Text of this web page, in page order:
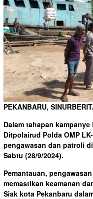
PEKANBARU,
Dalam tahapan
Ditpolairud Polda OMP
pengawasan dan patroli
Sabtu (28/9/2024).
Pemantauan,
memastikan keamanan
Siak kota Pekanbaru